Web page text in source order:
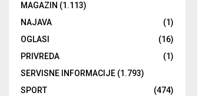
MAGAZIN (1.113)
NAJAVA
(1)
OGLASI
(16)
PRIVREDA
(1)
SERVISNE INFORMACIJE (1.793)
SPORT
(474)